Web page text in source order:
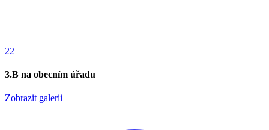
22
3.B na obecním úřadu
Zobrazit galerii